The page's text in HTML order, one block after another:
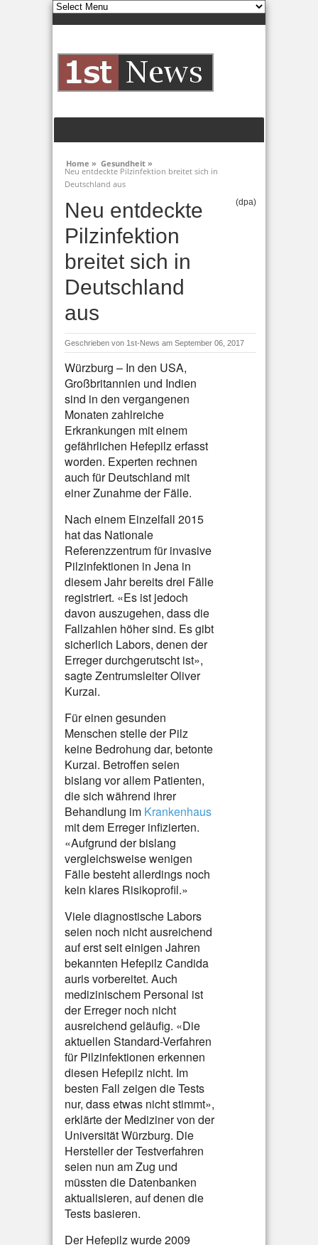
Home » Gesundheit »
Neu entdeckte Pilzinfektion breitet sich in
Deutschland aus
Neu entdeckte
Pilzinfektion
breitet sich in
Deutschland
aus
(dpa)
Geschrieben von 1st-News am September 06, 2017
Würzburg – In den USA,
Großbritannien und Indien
sind in den vergangenen
Monaten zahlreiche
Erkrankungen mit einem
gefährlichen Hefepilz erfasst
worden. Experten rechnen
auch für Deutschland mit
einer Zunahme der Fälle.
Nach einem Einzelfall 2015
hat das Nationale
Referenzzentrum für invasive
Pilzinfektionen in Jena in
diesem Jahr bereits drei Fälle
registriert. «Es ist jedoch
davon auszugehen, dass die
Fallzahlen höher sind. Es gibt
sicherlich Labors, denen der
Erreger durchgerutscht ist»,
sagte Zentrumsleiter Oliver
Kurzai.
Für einen gesunden
Menschen stelle der Pilz
keine Bedrohung dar, betonte
Kurzai. Betroffen seien
bislang vor allem Patienten,
die sich während ihrer
Behandlung im Krankenhaus
mit dem Erreger infizierten.
«Aufgrund der bislang
vergleichsweise wenigen
Fälle besteht allerdings noch
kein klares Risikoprofil.»
Viele diagnostische Labors
seien noch nicht ausreichend
auf erst seit einigen Jahren
bekannten Hefepilz Candida
auris vorbereitet. Auch
medizinischem Personal ist
der Erreger noch nicht
ausreichend geläufig. «Die
aktuellen Standard-Verfahren
für Pilzinfektionen erkennen
diesen Hefepilz nicht. Im
besten Fall zeigen die Tests
nur, dass etwas nicht stimmt»,
erklärte der Mediziner von der
Universität Würzburg. Die
Hersteller der Testverfahren
seien nun am Zug und
müssten die Datenbanken
aktualisieren, auf denen die
Tests basieren.
Der Hefepilz wurde 2009